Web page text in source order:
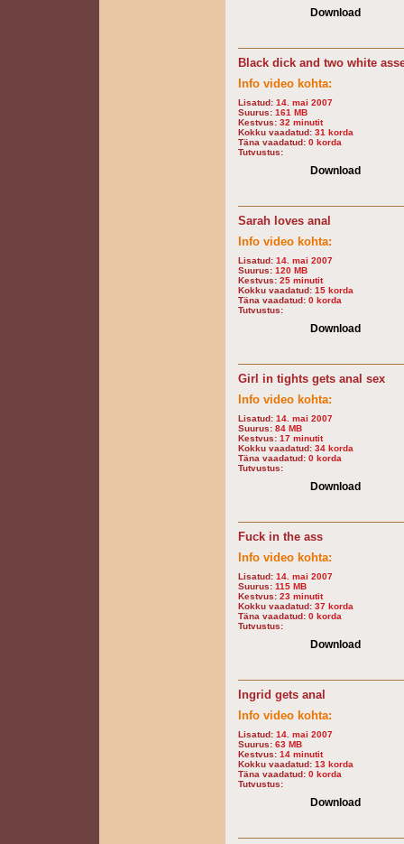
Download
Black dick and two white
Info video kohta:
Lisatud: 14. mai 2007
Suurus: 161 MB
Kestvus: 32 minutit
Kokku vaadatud: 31 korda
Täna vaadatud: 0 korda
Tutvustus:
Download
Sarah loves anal
Info video kohta:
Lisatud: 14. mai 2007
Suurus: 120 MB
Kestvus: 25 minutit
Kokku vaadatud: 15 korda
Täna vaadatud: 0 korda
Tutvustus:
Download
Girl in tights gets anal sex
Info video kohta:
Lisatud: 14. mai 2007
Suurus: 84 MB
Kestvus: 17 minutit
Kokku vaadatud: 34 korda
Täna vaadatud: 0 korda
Tutvustus:
Download
Fuck in the ass
Info video kohta:
Lisatud: 14. mai 2007
Suurus: 115 MB
Kestvus: 23 minutit
Kokku vaadatud: 37 korda
Täna vaadatud: 0 korda
Tutvustus:
Download
Ingrid gets anal
Info video kohta:
Lisatud: 14. mai 2007
Suurus: 63 MB
Kestvus: 14 minutit
Kokku vaadatud: 13 korda
Täna vaadatud: 0 korda
Tutvustus:
Download